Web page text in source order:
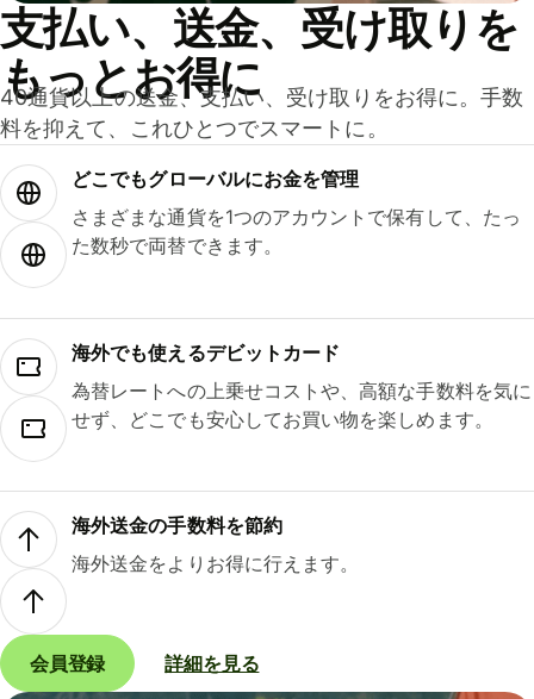
支払い、送金、受け取りを
もっとお得に
40通貨以上の送金、支払い、受け取りをお得に。手数
料を抑えて、これひとつでスマートに。
どこでもグ⁠ロ⁠ー⁠バ⁠ルにお金を管理
さまざまな通貨を1つのアカウントで保有して、たっ
た数秒で両替できます。
海外でも使えるデビットカード
為替レートへの上乗せコストや、高額な手数料を気に
せず、どこでも安心してお買い物を楽しめます。
海外送金の手数料を節約
海外送金をよりお得に行えます。
会員登録 詳細を見る